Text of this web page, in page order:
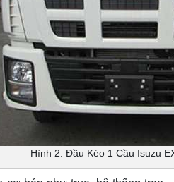
Hình 2: Đầu Kéo 1 Cầu Isuzu